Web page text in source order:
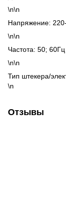
\n\n
Напряжение:
\n\n
Частота: 50; 60Гц
\n\n
Тип штекера/
\n
Отзывы